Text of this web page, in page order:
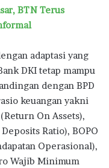
BTN Terus
adaptasi yang
DKI tetap mampu
dengan BPD
keuangan yakni
On Assets),
Ratio), BOPO
Operasional),
Wajib Minimum